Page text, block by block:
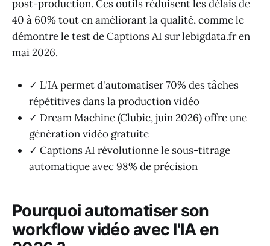
post-production. Ces outils réduisent les délais de
40 à 60% tout en améliorant la qualité, comme le
démontre le test de Captions AI sur lebigdata.fr en
mai 2026.
✓ L'IA permet d'automatiser 70% des tâches
répétitives dans la production vidéo
✓ Dream Machine (Clubic, juin 2026) offre une
génération vidéo gratuite
✓ Captions AI révolutionne le sous-titrage
automatique avec 98% de précision
Pourquoi automatiser son
workflow vidéo avec l'IA en